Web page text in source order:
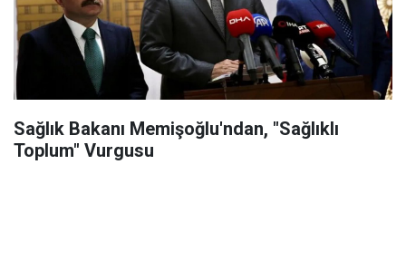
Sağlık Bakanı Memişoğlu'ndan, "Sağlıklı
Toplum" Vurgusu